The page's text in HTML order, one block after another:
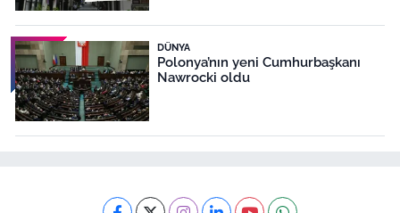
DÜNYA
Polonya’nın yeni Cumhurbaşkanı
Nawrocki oldu